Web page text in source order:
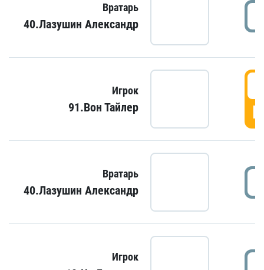
Вратарь
40.Лазушин Александр
Игрок
91.Вон Тайлер
Вратарь
40.Лазушин Александр
Игрок